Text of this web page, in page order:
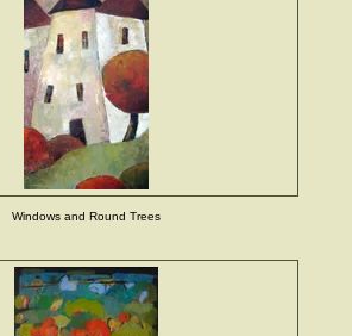
Windows and Round Trees